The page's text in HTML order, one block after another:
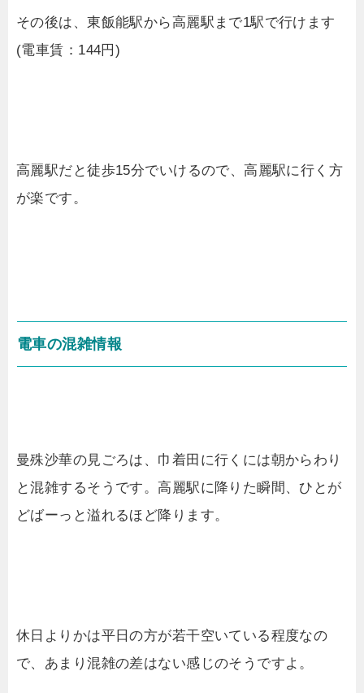
その後は、東飯能駅から高麗駅まで1駅で行けます
(電車賃：144円)
高麗駅だと徒歩15分でいけるので、高麗駅に行く方
が楽です。
電車の混雑情報
曼殊沙華の見ごろは、巾着田に行くには朝からわり
と混雑するそうです。高麗駅に降りた瞬間、ひとが
どばーっと溢れるほど降ります。
休日よりかは平日の方が若干空いている程度なの
で、あまり混雑の差はない感じのそうですよ。